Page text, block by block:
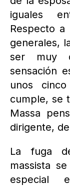
iguales
Respecto
generales,
ser muy
sensación
unos
cumple, se
Massa
dirigente,
La fuga
massista
especial